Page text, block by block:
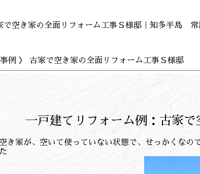
で空き家の全面リフォーム工事Ｓ様邸｜知多半島
例 〉 古家で空き家の全面リフォーム工事Ｓ様邸
一戸建てリフォーム例：古家
き家が、空いて使っていない状態で、せっかくな